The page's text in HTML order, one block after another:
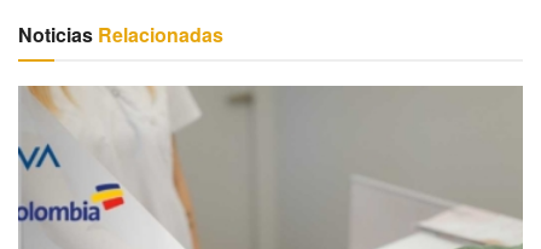
Noticias Relacionadas